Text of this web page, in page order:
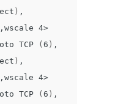
) ,
4>
TCP
( 6 ) ,
) ,
4>
TCP
( 6 ) ,